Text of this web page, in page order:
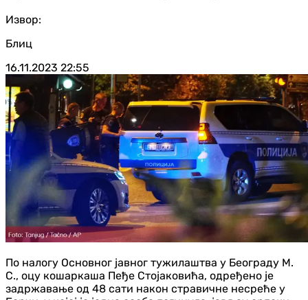
Извор:
Блиц
16.11.2023 22:55
По налогу Основног јавног тужилаштва у Београду М.
С., оцу кошаркаша Пеђе Стојаковића, одређено је
задржавање од 48 сати након стравичне несреће у